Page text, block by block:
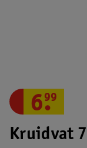
Kruidvat
6.
99